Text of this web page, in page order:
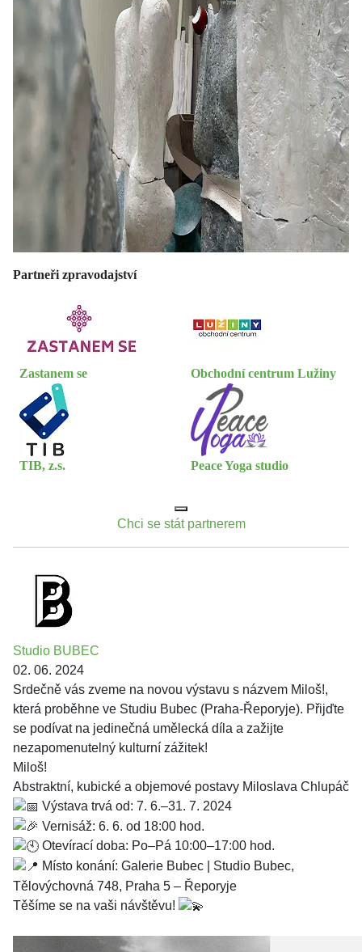
Partneři zpravodajství
Zastanem se Obchodní centrum Lužiny
TIB, z.s. Peace Yoga studio
Chci se stát partnerem
Studio BUBEC
02. 06. 2024
Srdečně vás zveme na novou výstavu s názvem Miloš!,
která proběhne ve Studiu Bubec (Praha-Řeporyje). Přijďte
se podívat na jedinečná umělecká díla a zažijte
nezapomenutelný kulturní zážitek!
Miloš!
Abstraktní, kubické a objemové postavy Miloslava Chlupáč
Výstava trvá od: 7. 6.–31. 7. 2024
Vernisáž: 6. 6. od 18:00 hod.
Otevírací doba: Po–Pá 10:00–17:00 hod.
Místo konání: Galerie Bubec | Studio Bubec,
Tělovýchovná 748, Praha 5 – Řeporyje
Těšíme se na vaši návštěvu!